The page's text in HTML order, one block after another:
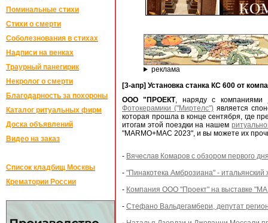
Поминальные стихи
Стихи о смерти
Соболезнования в стихах
Надписи на венках
Траурный панегирик
Некролог о смерти
Благодарность за похороны
Каталог ритуальных фирм
Доска объявлений
Видео на заказ
Список кладбищ Москвы
Крематории России
реклама
[3-апр] Установка станка КС 600 от
ООО "ПРОЕКТ, наряду с компаниями
Фотокерамики ("Миртелс") является
которая прошла в конце сентября, где
итогам этой поездки на нашем
"MARMO+MAC 2023", и вы можете их
- Вячеслав Комаров с обзором первого
- "Пинакотека Амброзиана" -
- Компания ООО "Проект" на выставке
- Стефано Вальдегамбери, депутат